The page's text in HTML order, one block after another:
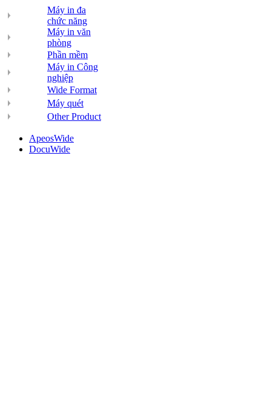
Máy in đa
chức năng
Máy in văn
phòng
Phần mềm
Máy in Công
nghiệp
Wide Format
Máy quét
Other Product
ApeosWide
DocuWide